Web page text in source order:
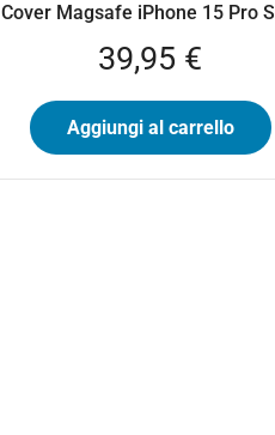
Cover Magsafe iPhone 15 Pro
39,95 €
Aggiungi al carrello